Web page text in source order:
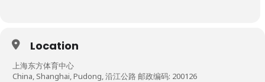
Location
上海东方体育中心
China, Shanghai, Pudong, 沿江公路 邮政编码: 200126